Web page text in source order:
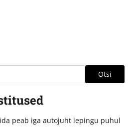
Otsi
peab iga autojuht lepingu puhul